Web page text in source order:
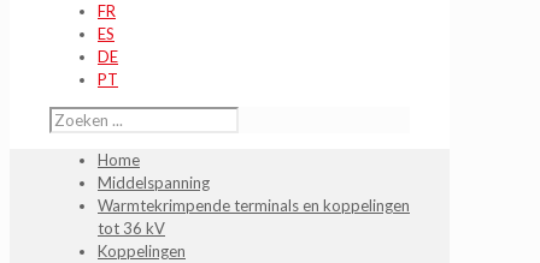
FR
ES
DE
PT
Home
Middelspanning
Warmtekrimpende terminals en koppelingen
tot 36 kV
Koppelingen